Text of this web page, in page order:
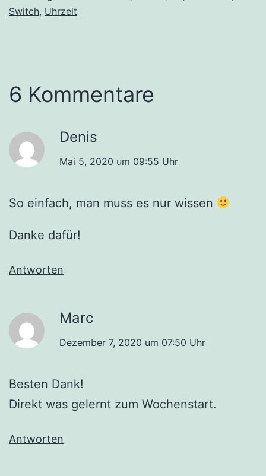
Switch, Uhrzeit
6 Kommentare
Denis
Mai 5, 2020 um 09:55 Uhr
So einfach, man muss es nur wissen
Danke dafür!
Antworten
Marc
Dezember 7, 2020 um 07:50 Uhr
Besten Dank!
Direkt was gelernt zum Wochenstart.
Antworten